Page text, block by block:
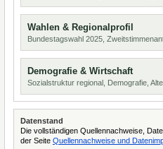
Wahlen & Regionalprofil
Bundestagswahl 2025,
Demografie & Wirtschaft
Sozialstruktur regional, Demografie,
Datenstand
Die vollständigen Quellennachweise,
der Seite Quellennachweise und